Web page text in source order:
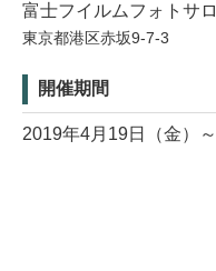
富士フイルムフォトサ
東京都港区赤坂9-7-3
開催期間
2019年4月19日（金）